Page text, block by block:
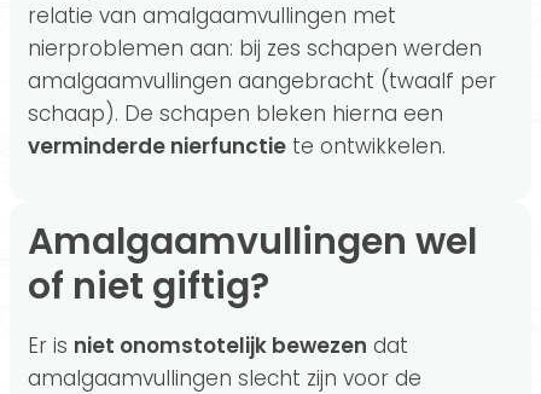
relatie van amalgaamvullingen met
nierproblemen aan: bij zes schapen werden
amalgaamvullingen aangebracht (twaalf per
schaap). De schapen bleken hierna een
verminderde nierfunctie te ontwikkelen.
Amalgaamvullingen wel
of niet giftig?
Er is niet onomstotelijk bewezen dat
amalgaamvullingen slecht zijn voor de